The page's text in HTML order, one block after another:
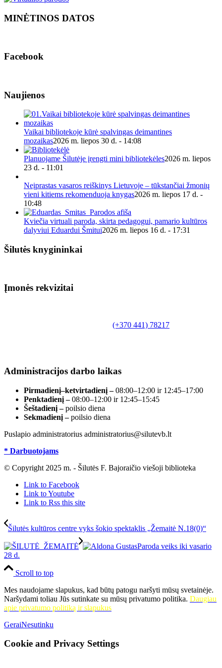
MINĖTINOS DATOS
Facebook
Naujienos
Vaikai bibliotekoje kūrė spalvingas deimantines
mozaikas2026 m. liepos 30 d. - 14:08
Planuojame Šilutėje įrengti mini bibliotekėles2026 m. liepos
23 d. - 11:01
Neįprastas vasaros reiškinys Lietuvoje – tūkstančiai žmonių
vieni kitiems rekomenduoja knygas2026 m. liepos 17 d. -
10:48
Kviečia virtuali paroda, skirta pedagogui, pamario kultūros
dalyviui Eduardui Šmitui2026 m. liepos 16 d. - 17:31
Šilutės knygininkai
Įmonės rekvizitai
(+370 441) 78217
Administracijos darbo laikas
Pirmadienį–ketvirtadienį –08:00–12:00 ir 12:45–17:00
Penktadienį –08:00–12:00 ir 12:45–15:45
Šeštadienį –poilsio diena
Sekmadienį –poilsio diena
Puslapio administratorius administratorius@silutevb.lt
* Darbuotojams
© Copyright 2025 m. - Šilutės F. Bajoraičio viešoji biblioteka
Link to Facebook
Link to Youtube
Link to Rss this site
Šilutės kultūros centre vyks šokio spektaklis „Žemaitė N.18(0)“
Paroda veiks iki vasario
28 d.
Scroll to top
Mes naudojame slapukus, kad būtų patogu naršyti mūsų svetainėje.
Naršydami toliau Jūs sutinkate su mūsų privatumo politika. Daugiau
apie privatumo politiką ir slapukus
GeraiNesutinku
Cookie and Privacy Settings